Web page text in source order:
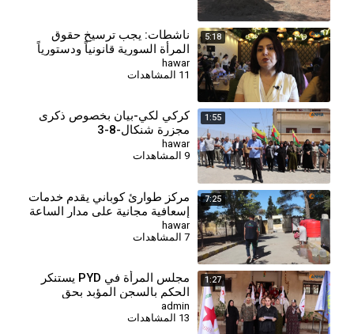
5:18
ناشطات: يجب ترسيخ حقوق
المرأة السورية قانونياً ودستورياً
hawar
11 المشاهدات
1:55
كركي لكي-بيان بخصوص ذكرى
مجزرة شنكال-8-3
hawar
9 المشاهدات
7:25
مركز طوارئ كوباني يقدم خدمات
إسعافية مجانية على مدار الساعة
لأهالي المدينة وريفها
hawar
7 المشاهدات
1:27
مجلس المرأة في PYD يستنكر
الحكم بالسجن المؤبد بحق
المقاتلة جيجك كوباني
admin
13 المشاهدات